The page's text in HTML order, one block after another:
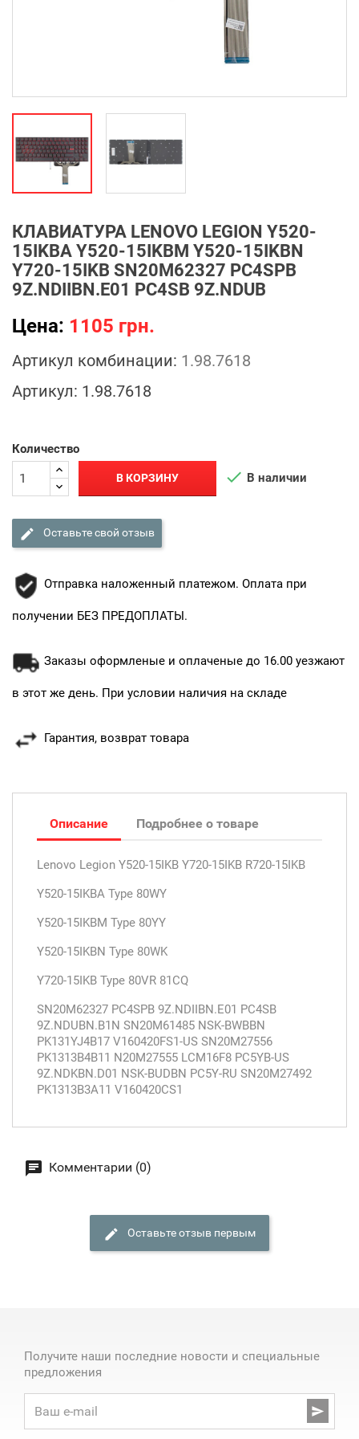
КЛАВИАТУРА LENOVO LEGION Y520-
15IKBA Y520-15IKBM Y520-15IKBN
Y720-15IKB SN20M62327 PC4SPB
9Z.NDIIBN.E01 PC4SB 9Z.NDUB
Цена: 1105 грн.
Артикул комбинации: 1.98.7618
Артикул: 1.98.7618
Количество
В КОРЗИНУ  В наличии
Оставьте свой отзыв
Отправка наложенный платежом. Оплата при
получении БЕЗ ПРЕДОПЛАТЫ.
Заказы оформленые и оплаченые до 16.00 уезжают
в этот же день. При условии наличия на складе
Гарантия, возврат товара
Описание Подробнее о товаре
Lenovo Legion Y520-15IKB Y720-15IKB R720-15IKB
Y520-15IKBA Type 80WY
Y520-15IKBM Type 80YY
Y520-15IKBN Type 80WK
Y720-15IKB Type 80VR 81CQ
SN20M62327 PC4SPB 9Z.NDIIBN.E01 PC4SB
9Z.NDUBN.B1N SN20M61485 NSK-BWBBN
PK131YJ4B17 V160420FS1-US SN20M27556
PK1313B4B11 N20M27555 LCM16F8 PC5YB-US
9Z.NDKBN.D01 NSK-BUDBN PC5Y-RU SN20M27492
PK1313B3A11 V160420CS1
Комментарии (0)
Оставьте отзыв первым
Получите наши последние новости и специальные
предложения
